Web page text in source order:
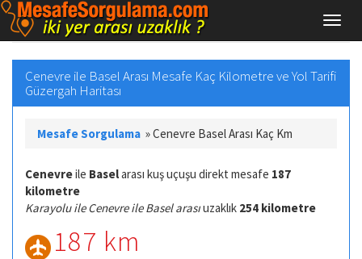
Cenevre ile Basel Arası Mesafe Kaç Kilometre ve Yol Tarifi
Güzergah Haritası
Mesafe Sorgulama »Cenevre Basel Arası Kaç Km
Cenevreile Baselarası kuş uçuşu direkt mesafe 187
kilometre
Karayolu ile Cenevre ile Basel arasıuzaklık 254 kilometre
187 km